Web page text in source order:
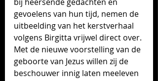
gevoelens van hun tijd, nemen de
uitbeelding van het kerstver­haal
volgens Birgitta vrijwel direct over.
Met de nieuwe voorstelling van de
geboorte van Jezus willen zij de
beschouwer innig laten meeleven